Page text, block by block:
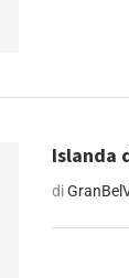
Islanda
di